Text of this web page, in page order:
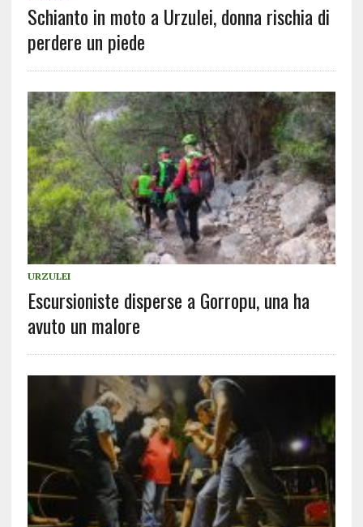
Schianto in moto a Urzulei, donna rischia di
perdere un piede
URZULEI
Escursioniste disperse a Gorropu, una ha
avuto un malore